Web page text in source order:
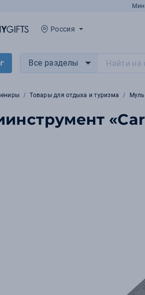
Россия
Все разделы
Товары для отдыха и туризма